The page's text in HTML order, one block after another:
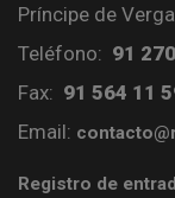
Príncipe de
Teléfono: 91
Fax: 91 564 11
Email:
Registro de